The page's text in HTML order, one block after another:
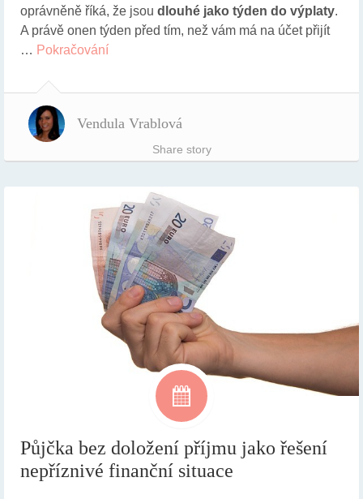
oprávněně říká, že jsou dlouhé jako týden do výplaty.
A právě onen týden před tím, než vám má na účet přijít
… Pokračování
Vendula Vrablová
Share story
Půjčka bez doložení příjmu jako řešení
nepříznivé finanční situace